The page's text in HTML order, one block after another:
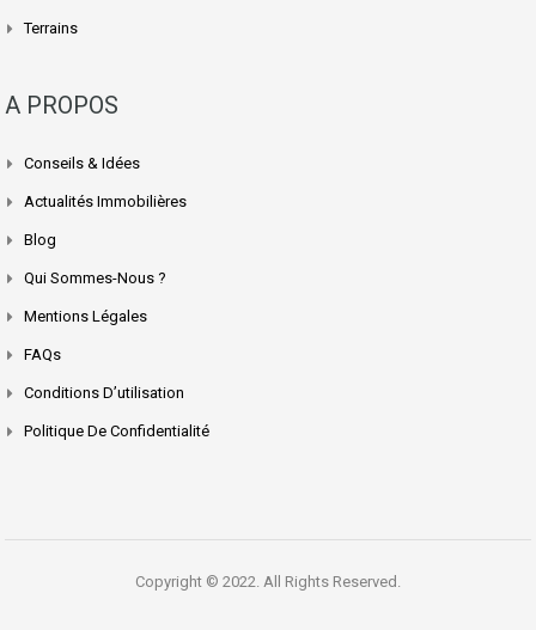
Terrains
A PROPOS
Conseils & Idées
Actualités Immobilières
Blog
Qui Sommes-Nous ?
Mentions Légales
FAQs
Conditions D’utilisation
Politique De Confidentialité
Copyright © 2022. All Rights Reserved.